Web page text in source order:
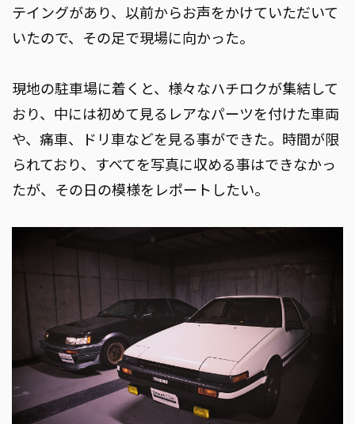
テイングがあり、以前からお声をかけていただいて
いたので、その足で現場に向かった。
現地の駐車場に着くと、様々なハチロクが集結して
おり、中には初めて見るレアなパーツを付けた車両
や、痛車、ドリ車などを見る事ができた。時間が限
られており、すべてを写真に収める事はできなかっ
たが、その日の模様をレポートしたい。